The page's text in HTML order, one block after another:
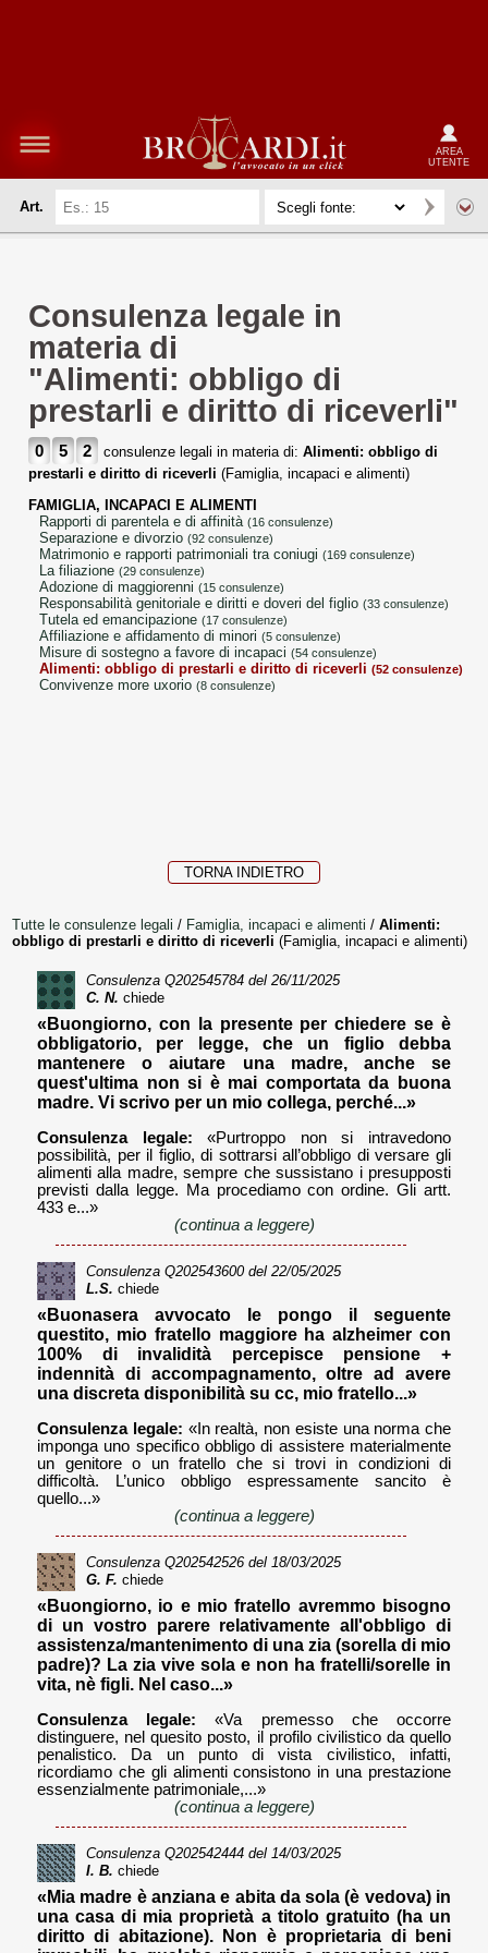
AREA
UTENTE
Art.
Consulenza legale in
materia di
"Alimenti: obbligo di
prestarli e diritto di riceverli"
0 5 2 consulenze legali in materia di: Alimenti: obbligo di
prestarli e diritto di riceverli (Famiglia, incapaci e alimenti)
FAMIGLIA, INCAPACI E ALIMENTI
rapporti di parentela e di affinità (16 consulenze)
separazione e divorzio (92 consulenze)
matrimonio e rapporti patrimoniali tra coniugi (169 consulenze)
la filiazione (29 consulenze)
adozione di maggiorenni (15 consulenze)
responsabilità genitoriale e diritti e doveri del figlio (33 consulenze)
tutela ed emancipazione (17 consulenze)
affiliazione e affidamento di minori (5 consulenze)
misure di sostegno a favore di incapaci (54 consulenze)
alimenti: obbligo di prestarli e diritto di riceverli (52 consulenze)
convivenze more uxorio (8 consulenze)
TORNA INDIETRO
Tutte le consulenze legali / Famiglia, incapaci e alimenti / Alimenti:
obbligo di prestarli e diritto di riceverli (Famiglia, incapaci e alimenti)
Consulenza Q202545784 del 26/11/2025
C. N. chiede
«Buongiorno, con la presente per chiedere se è
obbligatorio, per legge, che un figlio debba
mantenere o aiutare una madre, anche se
quest'ultima non si è mai comportata da buona
madre. Vi scrivo per un mio collega, perché...»
Consulenza legale: «Purtroppo non si intravedono
possibilità, per il figlio, di sottrarsi all’obbligo di versare gli
alimenti alla madre, sempre che sussistano i presupposti
previsti dalla legge. Ma procediamo con ordine. Gli artt.
433 e...»
(continua a leggere)
Consulenza Q202543600del 22/05/2025
L.S. chiede
«Buonasera avvocato le pongo il seguente
questito, mio fratello maggiore ha alzheimer con
100% di invalidità percepisce pensione +
indennità di accompagnamento, oltre ad avere
una discreta disponibilità su cc, mio fratello...»
Consulenza legale: «In realtà, non esiste una norma che
imponga uno specifico obbligo di assistere materialmente
un genitore o un fratello che si trovi in condizioni di
difficoltà. L’unico obbligo espressamente sancito è
quello...»
(continua a leggere)
Consulenza Q202542526 del 18/03/2025
G. F. chiede
«Buongiorno, io e mio fratello avremmo bisogno
di un vostro parere relativamente all'obbligo di
assistenza/mantenimento di una zia (sorella di mio
padre)? La zia vive sola e non ha fratelli/sorelle in
vita, nè figli. Nel caso...»
Consulenza legale: «Va premesso che occorre
distinguere, nel quesito posto, il profilo civilistico da quello
penalistico. Da un punto di vista civilistico, infatti,
ricordiamo che gli alimenti consistono in una prestazione
essenzialmente patrimoniale,...»
(continua a leggere)
Consulenza Q202542444 del 14/03/2025
I. B. chiede
«Mia madre è anziana e abita da sola (è vedova) in
una casa di mia proprietà a titolo gratuito (ha un
diritto di abitazione). Non è proprietaria di beni